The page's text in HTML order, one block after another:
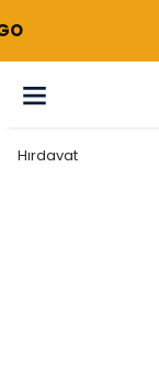
Hırdavat